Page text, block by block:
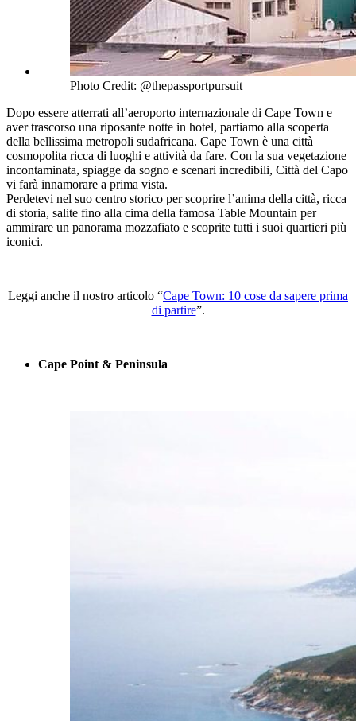
Photo Credit: @thepassportpursuit
Dopo essere atterrati all’aeroporto internazionale di Cape Town e
aver trascorso una riposante notte in hotel, partiamo alla scoperta
della bellissima metropoli sudafricana. Cape Town è una città
cosmopolita ricca di luoghi e attività da fare. Con la sua vegetazione
incontaminata, spiagge da sogno e scenari incredibili, Città del Capo
vi farà innamorare a prima vista.
Perdetevi nel suo centro storico per scoprire l’anima della città, ricca
di storia, salite fino alla cima della famosa Table Mountain per
ammirare un panorama mozzafiato e scoprite tutti i suoi quartieri più
iconici.
Leggi anche il nostro articolo “Cape Town: 10 cose da sapere prima
di partire”.
Cape Point & Peninsula